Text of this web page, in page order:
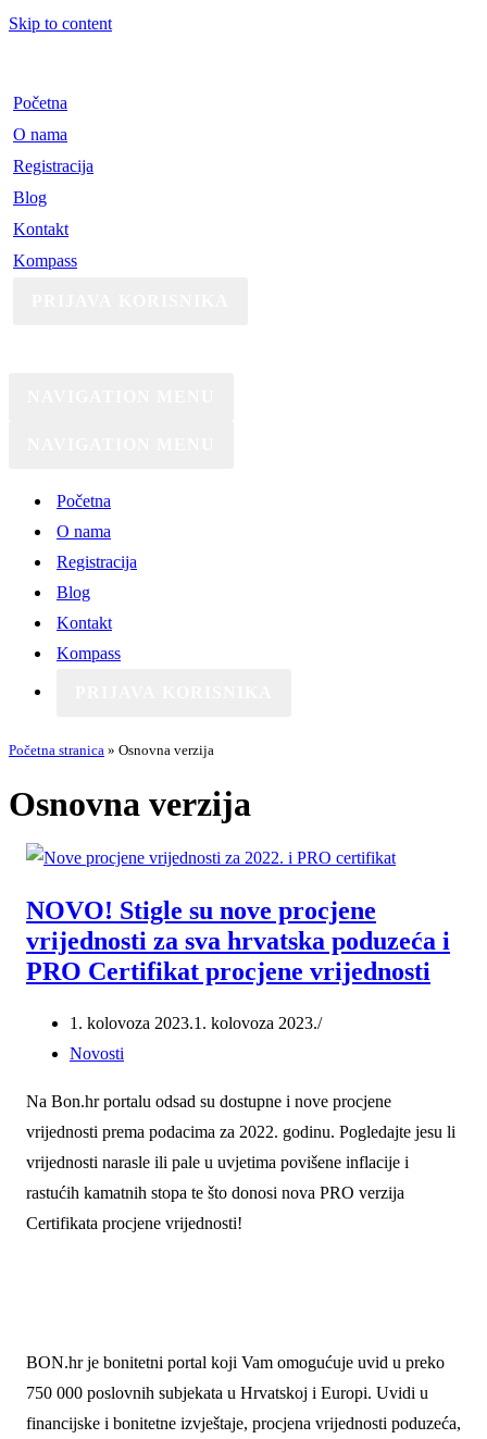
Skip to content
Početna
O nama
Registracija
Blog
Kontakt
Kompass
Početna
O nama
Registracija
Blog
Kontakt
Kompass
Početna stranica » Osnovna verzija
Osnovna verzija
NOVO! Stigle su nove procjene
vrijednosti za sva hrvatska poduzeća i
PRO Certifikat procjene vrijednosti
1. kolovoza 2023.1. kolovoza 2023.
Novosti
Na Bon.hr portalu odsad su dostupne i nove procjene
vrijednosti prema podacima za 2022. godinu. Pogledajte jesu li
vrijednosti narasle ili pale u uvjetima povišene inflacije i
rastućih kamatnih stopa te što donosi nova PRO verzija
Certifikata procjene vrijednosti!
BON.hr je bonitetni portal koji Vam omogućuje uvid u preko
750 000 poslovnih subjekata u Hrvatskoj i Europi. Uvidi u
financijske i bonitetne izvještaje, procjena vrijednosti poduzeća,